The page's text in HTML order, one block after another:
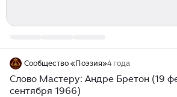
Сообщество «Поэзия»4 года
Слово Мастеру: Андре Бретон (19
сентября 1966)